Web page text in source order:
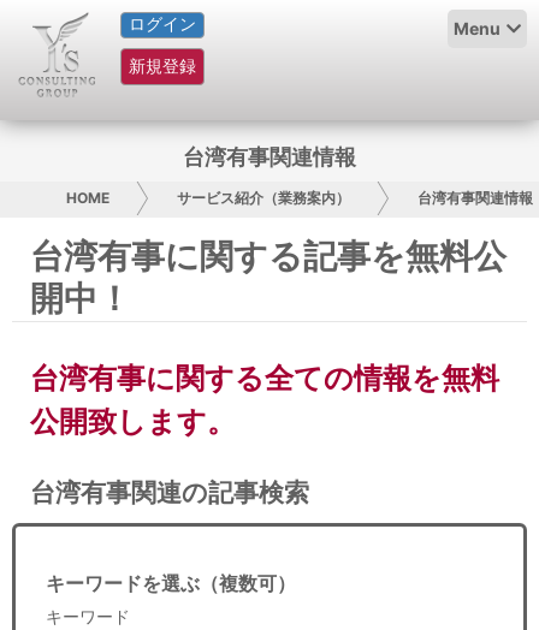
ログイン
新規登録
Menu
HOME
サービス紹介
グループ概要
採用情報
お問い合わせ
日本人にPR
コンサルティング
リサーチ
台湾有事関連情報
HOME サービス紹介（業務案内） 台湾有事関連情報
台湾有事に関する記事を無料公
開中！
台湾有事に関する全ての情報を無料
公開致します。
台湾有事関連の記事検索
キーワードを選ぶ（複数可）
キーワード